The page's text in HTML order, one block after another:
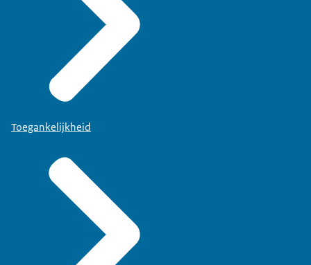
Toegankelijkheid